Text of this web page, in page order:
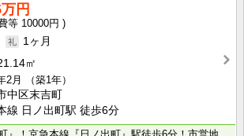
円
10000円
1ヶ月
㎡
2月
（築1年）
中区末吉町
線 日ノ出町駅 徒歩6分